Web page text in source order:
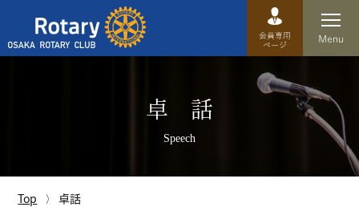
運営方針
卓 話
Speech
Top 卓話